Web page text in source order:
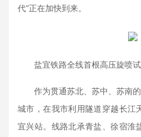
代”正在加快到来。
盐宜铁路全线首根高压旋喷
作为贯通苏北、苏中、苏南
城市，在我市利用隧道穿越长江
宜兴站。线路北承青盐、徐宿淮